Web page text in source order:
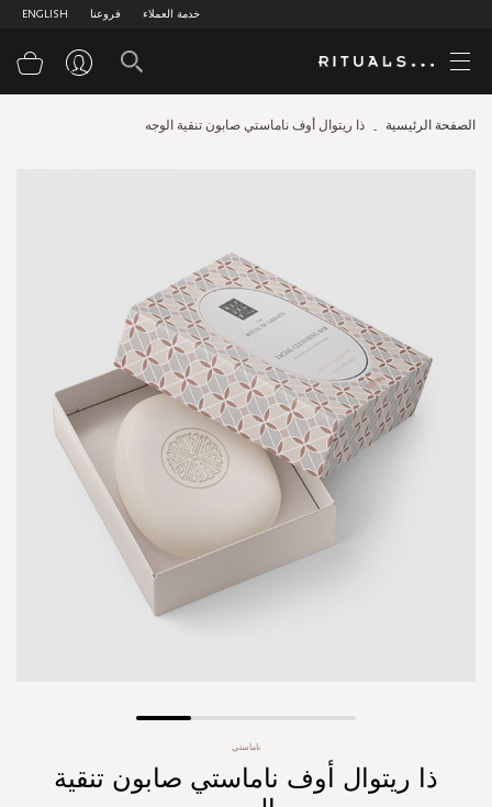
ENGLISH فروعنا خدمة العملاء
الصفحة الرئيسية ذا ريتوال أوف ناماستي صابون تنقية الوجه
ناماستي
ذا ريتوال أوف ناماستي صابون تنقية